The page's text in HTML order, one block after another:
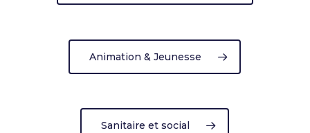
Animation & Jeunesse
Sanitaire et social